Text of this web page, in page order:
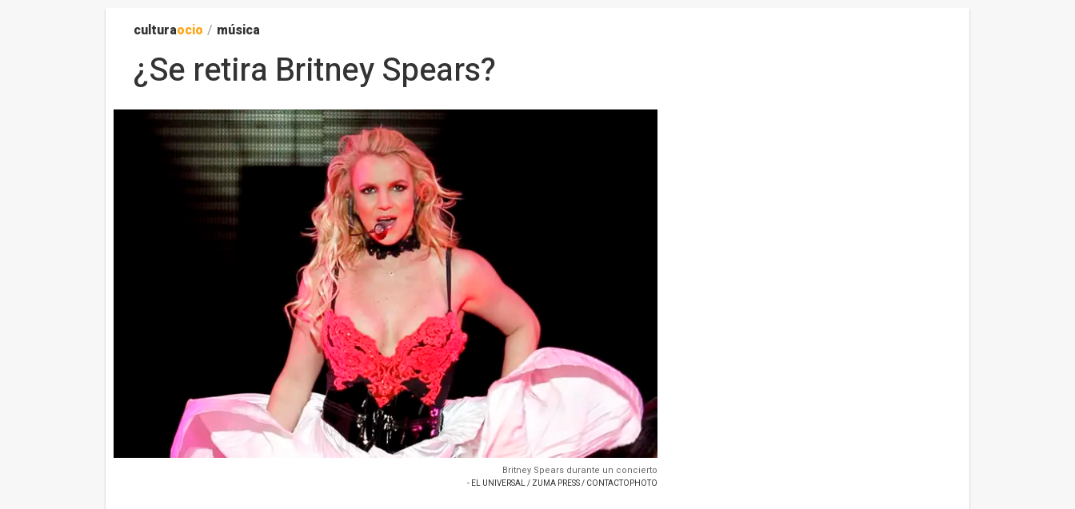
culturaocio / música
¿Se retira Britney Spears?
Britney Spears durante un concierto
- EL UNIVERSAL / ZUMA PRESS / CONTACTOPHOTO